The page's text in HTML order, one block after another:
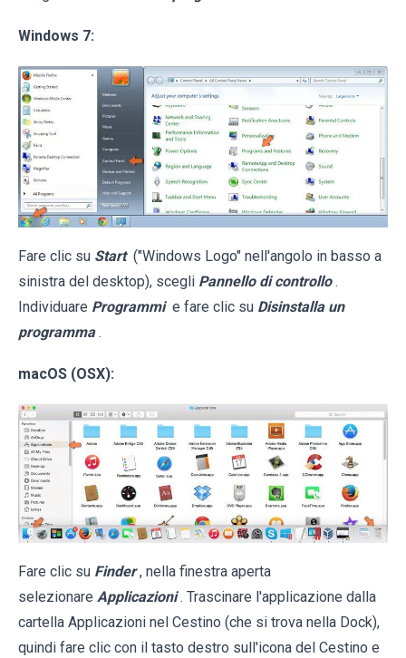
Windows 7:
Fare clic su Start ("Windows Logo" nell'angolo in basso a
sinistra del desktop), scegli Pannello di controllo .
Individuare Programmi e fare clic su Disinstalla un
programma .
macOS (OSX):
Fare clic su Finder , nella finestra aperta
selezionare Applicazioni . Trascinare l'applicazione dalla
cartella Applicazioni nel Cestino (che si trova nella Dock),
quindi fare clic con il tasto destro sull'icona del Cestino e